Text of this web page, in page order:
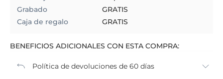
Grabado
GRATIS
Caja de regalo
GRATIS
BENEFICIOS ADICIONALES CON ESTA COMPRA:
Política de devoluciones de 60 días